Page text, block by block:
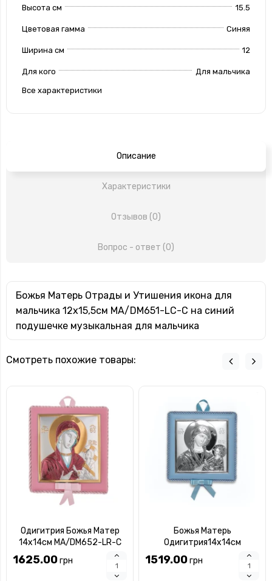
Высота см 15.5
Цветовая гамма Синяя
Ширина см 12
Для кого Для мальчика
Все характеристики
Описание
Характеристики
Отзывов (0)
Вопрос - ответ (0)
Божья Матерь Отрады и Утишения икона для
мальчика 12x15,5см MA/DM651-LC-C на синий
подушечке музыкальная для мальчика
Смотреть похожие товары:
Одигитрия Божья Матер
14x14см MA/DM652-LR-C
1625.00грн
Божья Матерь
Одигитрия14x14см
MA/DM652-LC
1519.00грн